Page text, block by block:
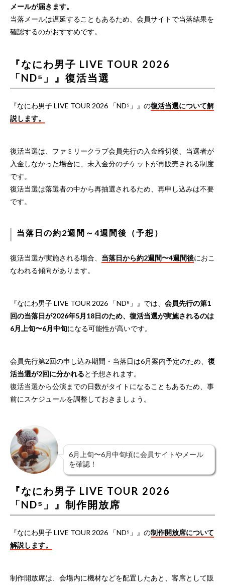
メールが届きます。
当落メールは遅延することもあるため、会員サイトで当落結果を
確認するのがおすすめです。
『なにわ男子 LIVE TOUR 2026
「ND⁵」』復活当選
『なにわ男子 LIVE TOUR 2026 「ND⁵」』の復活当選について解
説します。
復活当選は、ファミリークラブ会員先行の入金締切後、当選者が
入金しなかった場合に、未入金分のチケットが再販売される制度
です。
復活当選は落選者の中から再抽選されるため、再申し込みは不要
です。
当落日の約2週間～4週間後（予想）
復活当選が実施される場合、 当落日から約2週間〜4週間後におこ
なわれる傾向があります。
『なにわ男子 LIVE TOUR 2026 「ND⁵」』では、 会員先行の第1
回の当落日が2026年5月18日のため、復活当選が実施されるのは
6月上旬〜6月中旬になる可能性が高いです。
会員先行第2回の申し込み期間・当落日は6月案内予定のため、 復
活当選が2回に分かれると予想されます。
復活当選から公演までの日数がタイトになることもあるため、事
前にスケジュールを調整しておきましょう。
6月上旬〜6月中旬頃に会員サイトやメール
を確認！
『なにわ男子 LIVE TOUR 2026
「ND⁵」』制作開放席
『なにわ男子 LIVE TOUR 2026 「ND⁵」』の制作開放席について
解説します。
制作開放席は、会場内に機材などを配置したあと、客席として販